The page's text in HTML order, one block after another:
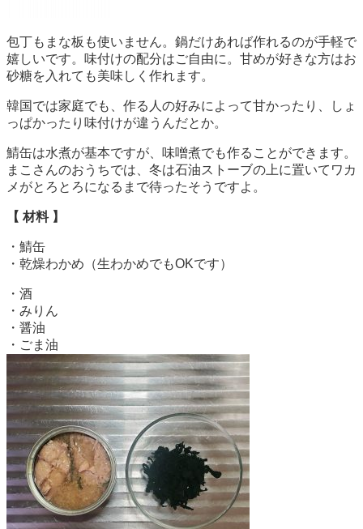
包丁もまな板も使いません。鍋だけあれば作れるのが手軽で
嬉しいです。味付けの配分はご自由に。甘めが好きな方はお
砂糖を入れても美味しく作れます。
韓国では家庭でも、作る人の好みによって甘かったり、しょ
っぱかったり味付けが違うんだとか。
鯖缶は水煮が基本ですが、味噌煮でも作ることができます。
まこさんのおうちでは、冬は石油ストーブの上に置いてワカ
メがとろとろになるまで待ったそうですよ。
【 材料 】
・鯖缶
・乾燥わかめ（生わかめでもOKです）
・酒
・みりん
・醤油
・ごま油